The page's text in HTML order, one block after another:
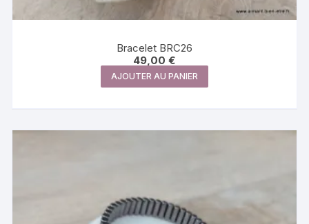
Bracelet BRC26
49,00€
AJOUTER AU PANIER